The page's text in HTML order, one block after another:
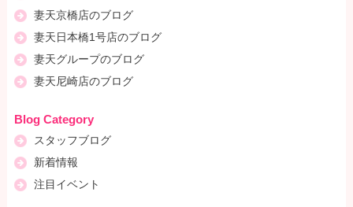
妻天京橋店のブログ
妻天日本橋1号店のブログ
妻天グループのブログ
妻天尼崎店のブログ
Blog Category
スタッフブログ
新着情報
注目イベント